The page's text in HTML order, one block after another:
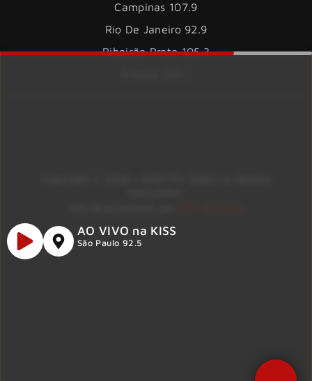
Campinas 107.9
Rio De Janeiro 92.9
Ribeirão Preto 105.3
AO VIVO na KISS
São Paulo 92.5